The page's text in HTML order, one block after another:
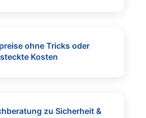
ohne Tricks oder
Kosten
zu Sicherheit &